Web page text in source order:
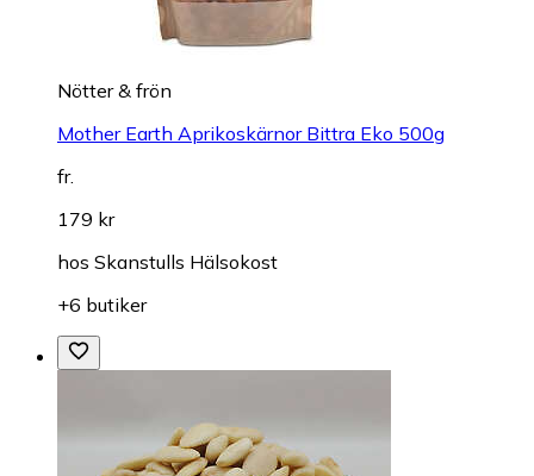
Nötter & frön
Mother Earth Aprikoskärnor Bittra Eko 500g
fr.
179 kr
hos Skanstulls Hälsokost
+6 butiker